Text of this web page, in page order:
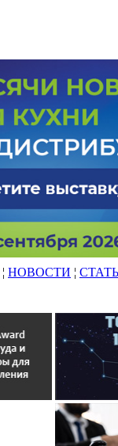
¦ НОВОСТИ ¦